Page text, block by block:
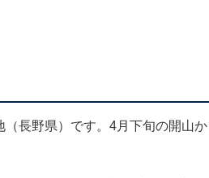
長野県）です。4月下旬の開山